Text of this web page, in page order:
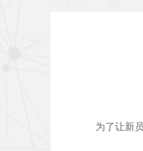
为了让新